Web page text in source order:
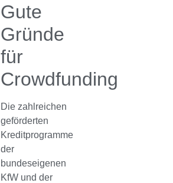
Gute
Gründe
für
Crowdfunding
Die zahlreichen
geförderten
Kreditprogramme
der
bundeseigenen
KfW und der